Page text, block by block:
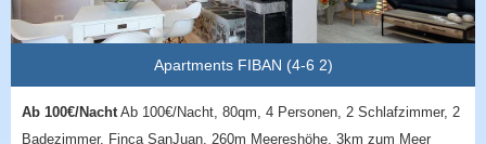
Apartments FIBAN (4-6 2)
Ab 100€/NachtAb 100€/Nacht, 80qm, 4 Personen, 2 Schlafzimmer, 2
Badezimmer, Finca SanJuan, 260m Meereshöhe, 3km zum Meer